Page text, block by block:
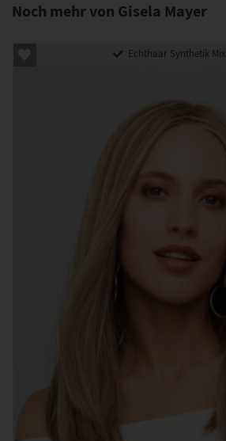
Noch mehr von Gisela Mayer
Echthaar Synthetik Mix